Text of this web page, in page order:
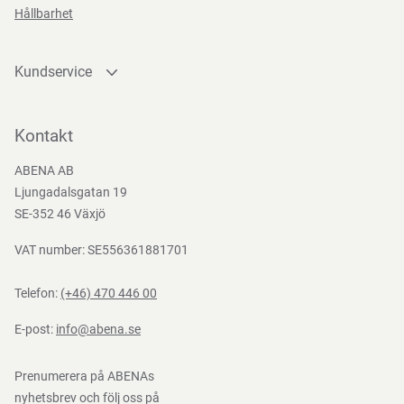
kvarstår.
Förvaringsinstruktioner
temperaturer och direkt solljus.
Direktiv, förordningar och lagstiftning
Hållbarhet
Kundservice
Bli kund
Nedladdningar
Kontakt
ABENA AB
Ljungadalsgatan 19
SE-352 46 Växjö
VAT number: SE556361881701
Telefon: (+46) 470 446 00
E-post: info@abena.se
Prenumerera på ABENAs
nyhetsbrev och följ oss på